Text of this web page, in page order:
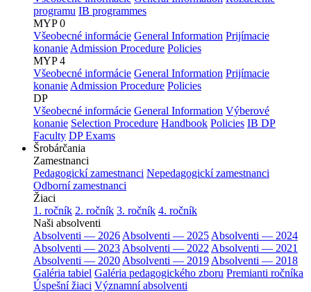
programu IB programmes
MYP 0
Všeobecné informácie General Information Prijímacie
konanie Admission Procedure Policies
MYP 4
Všeobecné informácie General Information Prijímacie
konanie Admission Procedure Policies
DP
Všeobecné informácie General Information Výberové
konanie Selection Procedure Handbook Policies IB DP
Faculty DP Exams
Šrobárčania
Zamestnanci
Pedagogickí zamestnanci Nepedagogickí zamestnanci
Odborní zamestnanci
Žiaci
1. ročník 2. ročník 3. ročník 4. ročník
Naši absolventi
Absolventi — 2026 Absolventi — 2025 Absolventi — 2024
Absolventi — 2023 Absolventi — 2022 Absolventi — 2021
Absolventi — 2020 Absolventi — 2019 Absolventi — 2018
Galéria tabiel Galéria pedagogického zboru Premianti ročníka
Úspešní žiaci Významní absolventi